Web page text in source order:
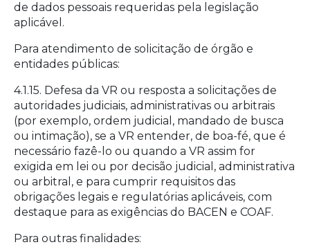
de dados pessoais requeridas pela legislação
aplicável.
Para atendimento de solicitação de órgão e
entidades públicas:
4.1.15. Defesa da VR ou resposta a solicitações de
autoridades judiciais, administrativas ou arbitrais
(por exemplo, ordem judicial, mandado de busca
ou intimação), se a VR entender, de boa-fé, que é
necessário fazê-lo ou quando a VR assim for
exigida em lei ou por decisão judicial, administrativa
ou arbitral, e para cumprir requisitos das
obrigações legais e regulatórias aplicáveis, com
destaque para as exigências do BACEN e COAF.
Para outras finalidades: